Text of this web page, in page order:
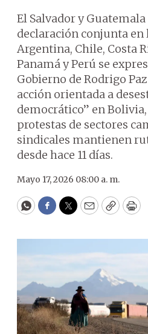
El Salvador y
declaración conjunta en
Argentina, Chile, Costa
Panamá y Perú se
Gobierno de Rodrigo
acción orientada a
democrático” en
protestas de sectores
sindicales mantienen
desde hace 11 días.
Mayo 17, 2026 08:00 a. m.
WhatsApp
Facebook
Twitter
EmailCopy